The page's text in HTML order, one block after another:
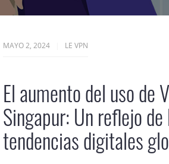
MAYO 2, 2024 LE VPN
El aumento del uso de
Singapur: Un reflejo de
tendencias digitales